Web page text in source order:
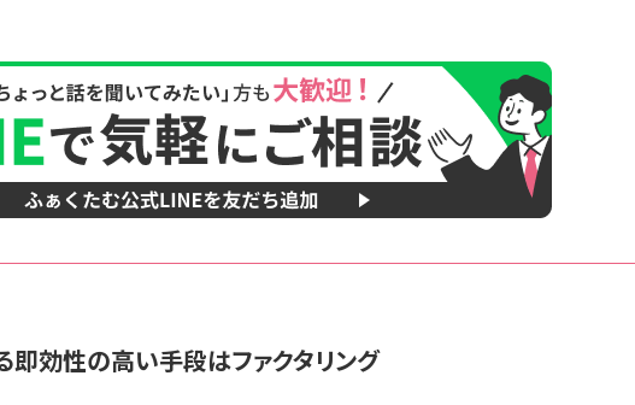
即効性の高い手段はファクタリング